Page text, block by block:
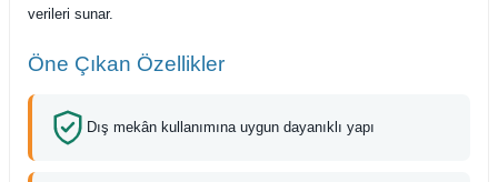
verileri sunar.
Öne Çıkan Özellikler
Dış mekân kullanımına uygun dayanıklı yapı